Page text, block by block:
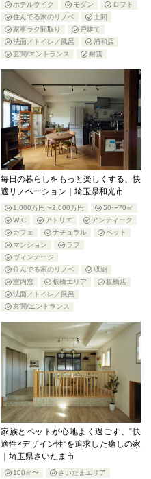
ホテルライク
モダン
ロフト
住んでる家のリノベ
土間
家事ラク間取り
戸建て
洗面／トイレ／風呂
浦和店
玄関/エントランス
耐震
毎日の暮らしをもっと楽しくする、快
適リノベーション｜埼玉県和光市
1,000万円〜2,000万円
50〜70㎡
WIC
アトリエ
アンティーク
カフェ
ナチュラル
ペット
マンション
ラフ
ヴィンテージ
住んでる家のリノベ
収納
室内窓
板橋エリア
板橋店
洗面／トイレ／風呂
玄関/エントランス
家族とペットが心地よく過ごす、“快
適性×デザイン性”を追求した癒しの家
｜埼玉県さいたま市
100㎡〜 さいたまエリア